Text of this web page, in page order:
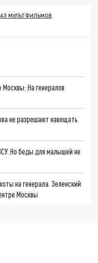
МУЛЬТФИЛЬМОВ
На генералов
не разрешают навещать
Но беды для малышей не
на генерала. Зеленский
Москвы